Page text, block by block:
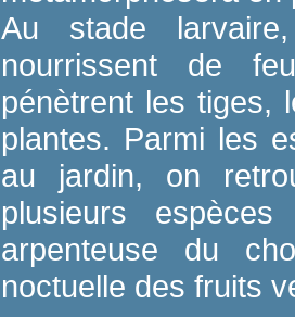
Au stade
nourrissent de
pénètrent les tiges,
plantes. Parmi les
au jardin, on
plusieurs
arpenteuse du
noctuelle des fruits